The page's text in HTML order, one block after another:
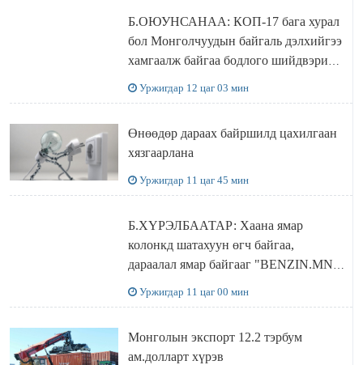
Б.ОЮУНСАНАА: КОП-17 бага хурал
бол Монголчуудын байгаль дэлхийгээ
хамгаалж байгаа бодлого шийдвэрийг
Уржигдар 12 цаг 03 мин
Өнөөдөр дараах байршилд цахилгаан
хязгаарлана
Уржигдар 11 цаг 45 мин
Б.ХҮРЭЛБААТАР: Хаана ямар
колонкд шатахуун өгч байгаа,
дараалал ямар байгааг "BENZIN.MN”
Уржигдар 11 цаг 00 мин
Монголын экспорт 12.2 тэрбум
ам.долларт хүрэв